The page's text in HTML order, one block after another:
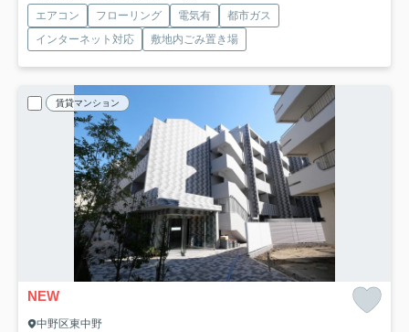
エアコン フローリング 電気有
都市ガス
インターネット対応
敷地内ごみ置き場
賃貸マンション
NEW
中野区東中野